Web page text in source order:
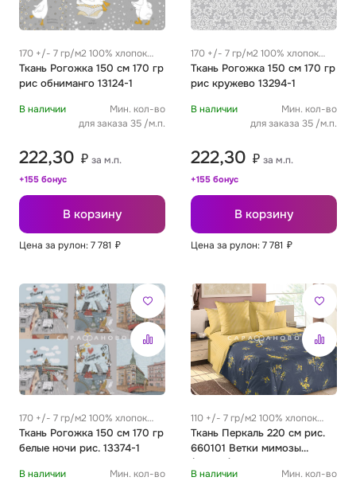
170 +/- 7 гр/м2 100% хлопок
0.31 м
Ткань Рогожка 150 см 170 гр
рис обниманго 13124-1
В наличии
Мин. кол-во
для заказа 35 /м.п.
222,30 ₽ за м.п.
+155 бонус
В корзину
Цена за рулон: 7 781 ₽
170 +/- 7 гр/м2 100% хлопок
0.31 м
Ткань Рогожка 150 см 170 гр
рис кружево 13294-1
В наличии
Мин. кол-во
для заказа 35 /м.п.
222,30 ₽ за м.п.
+155 бонус
В корзину
Цена за рулон: 7 781 ₽
170 +/- 7 гр/м2 100% хлопок
0.31 м
Ткань Рогожка 150 см 170 гр
белые ночи рис. 13374-1
В наличии Мин. кол-во
110 +/- 7 гр/м2 100% хлопок
0.25 м
Ткань Перкаль 220 см рис.
660101 Ветки мимозы
(основа)
В наличии Мин. кол-во